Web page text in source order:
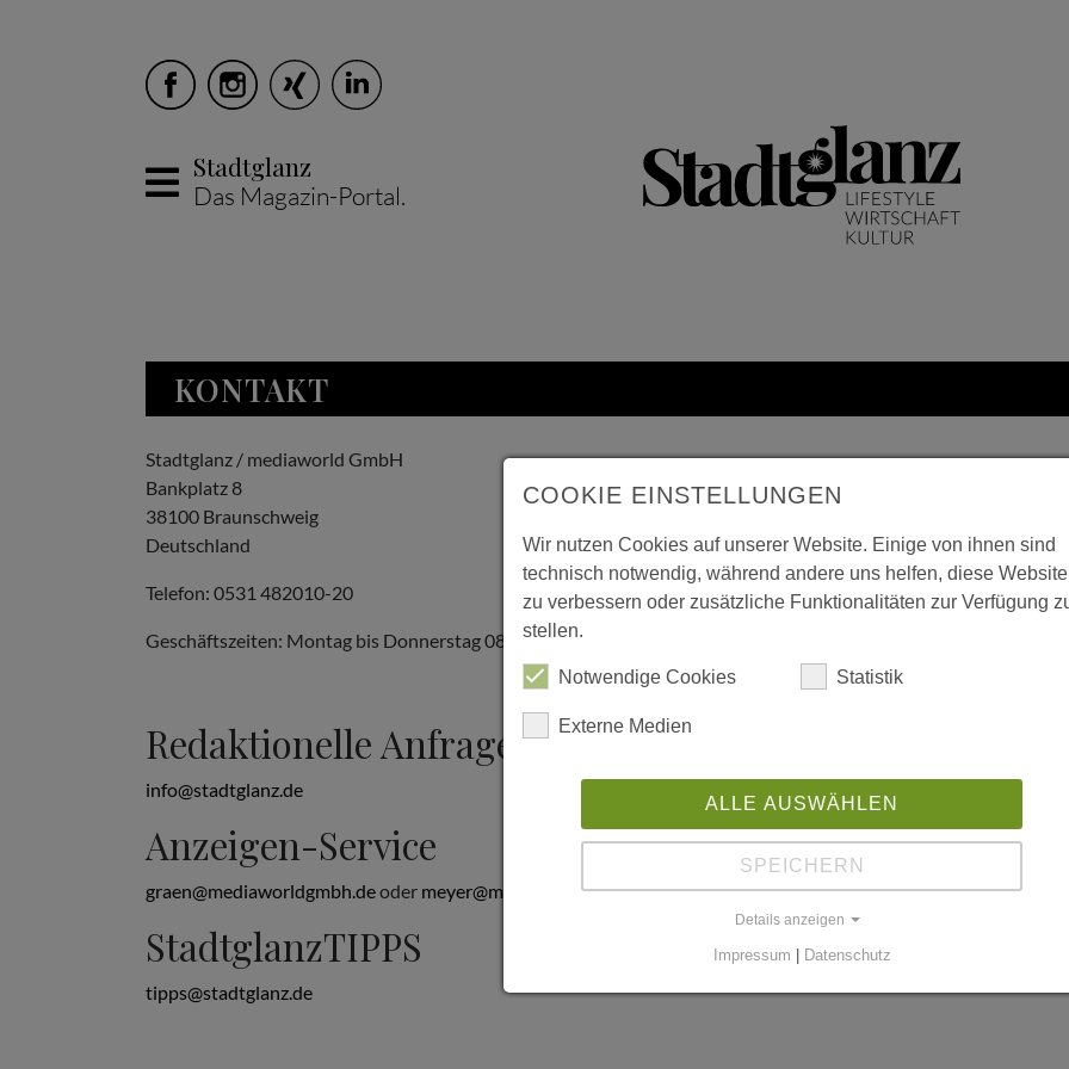
Stadtglanz
Das Magazin-Portal.
KONTAKT
Stadtglanz / mediaworld GmbH
Bankplatz 8
38100 Braunschweig
Deutschland
Telefon: 0531 482010-20
Geschäftszeiten: Montag bis Donnerstag 08:00 bis 18:00; Freitag 08:00 bis 15:00
Redaktionelle Anfragen
info@stadtglanz.de
Anzeigen-Service
graen@mediaworldgmbh.deoder meyer@mediaworldgmbh.de
StadtglanzTIPPS
tipps@stadtglanz.de
COOKIE EINSTELLUNGEN
Wir nutzen Cookies auf unserer Website. Einige von ihnen sind
technisch notwendig, während andere uns helfen, diese Website
zu verbessern oder zusätzliche Funktionalitäten zur Verfügung
stellen.
Notwendige Cookies Statistik
Externe Medien
ALLE AUSWÄHLEN
SPEICHERN
Details anzeigen
Impressum Datenschutz